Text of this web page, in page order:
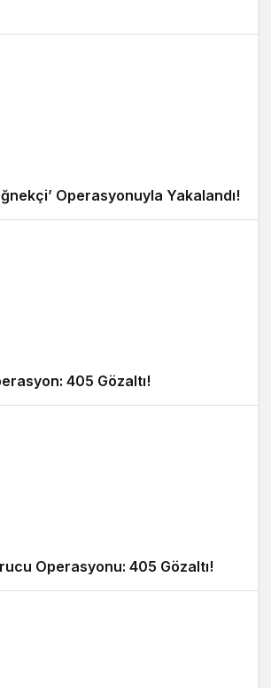
Operasyonuyla Yakalandı!
405 Gözaltı!
Operasyonu: 405 Gözaltı!